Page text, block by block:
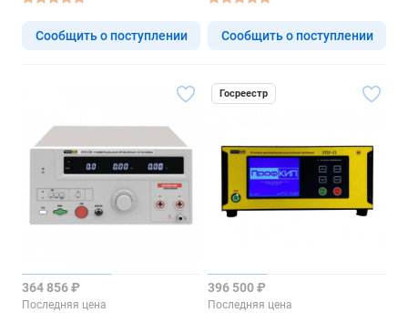
Сообщить о поступлении Сообщить о поступлении
364 856 ₽
Последняя цена
Госреестр
396 500 ₽
Последняя цена